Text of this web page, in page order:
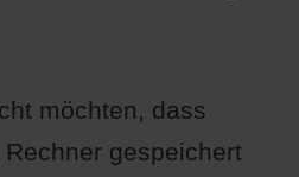
möchten, dass
gespeichert